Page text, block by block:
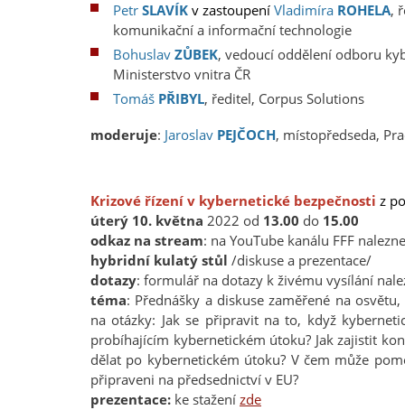
Petr SLAVÍK v zastoupení Vladimíra ROHELA,
komunikační a informační technologie
Bohuslav ZŮBEK, vedoucí oddělení odboru
Ministerstvo vnitra ČR
Tomáš PŘIBYL, ředitel, Corpus Solutions
moderuje: Jaroslav PEJČOCH, místopředseda,
Krizové řízení v kybernetické bezpečnosti z
úterý 10. května 2022 od 13.00 do 15.00
odkaz na stream: na YouTube kanálu FFF
hybridní kulatý stůl /diskuse a prezentace/
dotazy: formulář na dotazy k živému vysílání
téma: Přednášky a diskuse zaměřené na
na otázky: Jak se připravit na to, když
probíhajícím kybernetickém útoku? Jak zajistit
dělat po kybernetickém útoku? V čem může
připraveni na předsednictví v EU?
prezentace: ke stažení zde